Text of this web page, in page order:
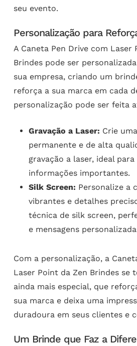
seu evento.
Personalização para
A Caneta Pen Drive com Laser
Brindes pode ser
sua empresa, criando um
reforça a sua marca em cada
personalização pode ser feita
Gravação a Laser: Crie
permanente e de alta
gravação a laser, ideal
informações importantes.
Silk Screen: Personalize a
vibrantes e detalhes
técnica de silk screen,
e mensagens
Com a personalização, a
Laser Point da Zen Brindes se
ainda mais especial, que
sua marca e deixa uma
duradoura em seus clientes e
Um Brinde que Faz a